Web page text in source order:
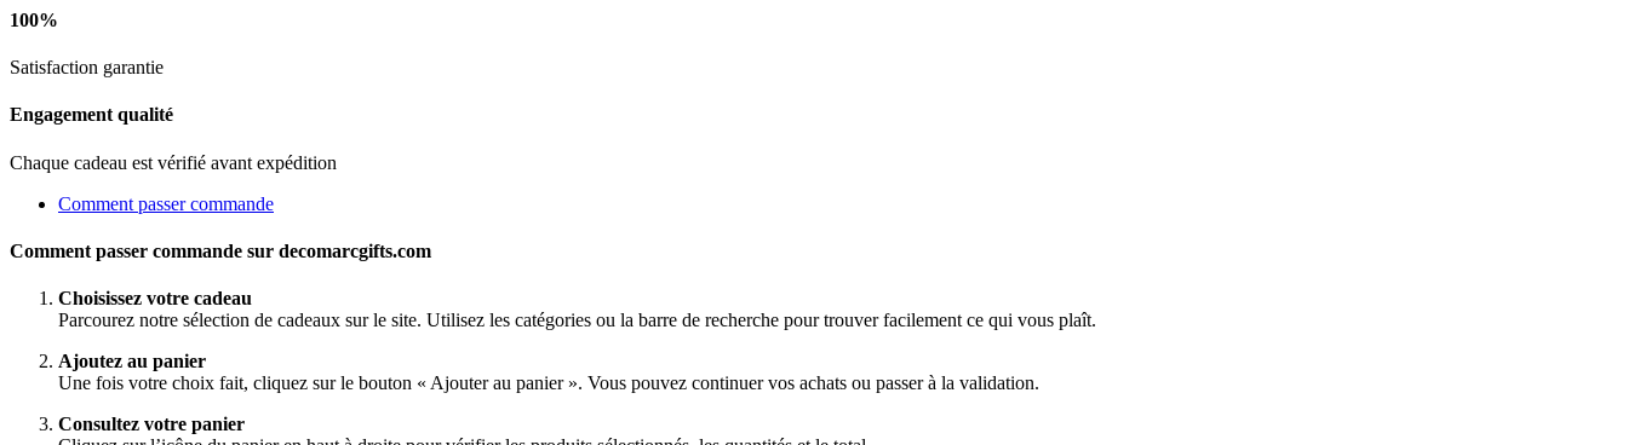
100%
Satisfaction garantie
Engagement qualité
Chaque cadeau est vérifié avant expédition
Comment passer commande
Comment passer commande sur decomarcgifts.com
Choisissez votre cadeau
Parcourez notre sélection de cadeaux sur le site. Utilisez les catégories ou la barre de recherche pour trouver facilement ce qui vous plaît.
Ajoutez au panier
Une fois votre choix fait, cliquez sur le bouton « Ajouter au panier ». Vous pouvez continuer vos achats ou passer à la validation.
Consultez votre panier